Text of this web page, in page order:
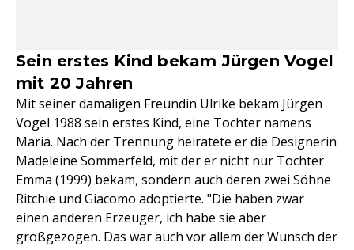
Sein erstes Kind bekam Jürgen Vogel
mit 20 Jahren
Mit seiner damaligen Freundin Ulrike bekam Jürgen
Vogel 1988 sein erstes Kind, eine Tochter namens
Maria. Nach der Trennung heiratete er die Designerin
Madeleine Sommerfeld, mit der er nicht nur Tochter
Emma (1999) bekam, sondern auch deren zwei Söhne
Ritchie und Giacomo adoptierte. "Die haben zwar
einen anderen Erzeuger, ich habe sie aber
großgezogen. Das war auch vor allem der Wunsch der